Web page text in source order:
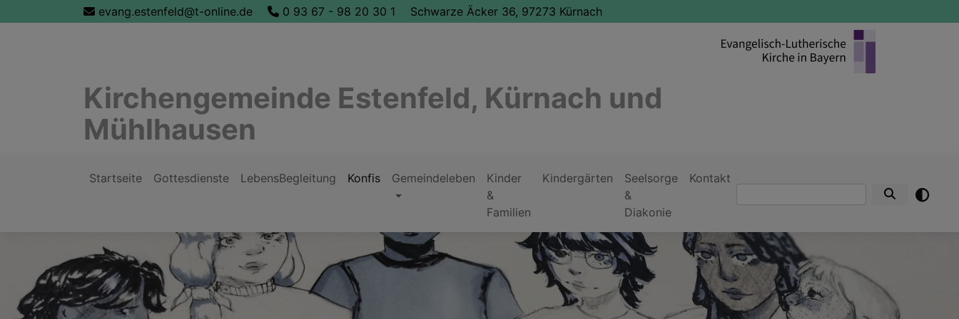
zum
evang.estenfeld@t-online.de 0 93 67 - 98 20 30 1 Schwarze Äcker 36, 97273 Kürnach
Kirchengemeinde Estenfeld, Kürnach und
Mühlhausen
Startseite Gottesdienste LebensBegleitung Konfis Gemeindeleben
Kinder
&
Familien
Kindergärten
Seelsorge
&
Diakonie
Kontakt